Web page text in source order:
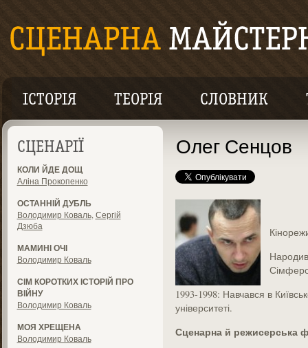
ІСТОРІЯ ТЕОРІЯ СЛОВНИК
СЦЕНАРІЇ
КОЛИ ЙДЕ ДОЩ
Аліна Прокопенко
ОСТАННІЙ ДУБЛЬ
Володимир Коваль, Сергій
Дзюба
МАМИНІ ОЧІ
Володимир Коваль
СІМ КОРОТКИХ ІСТОРІЙ ПРО
ВІЙНУ
Володимир Коваль
МОЯ ХРЕЩЕНА
Володимир Коваль
Олег Сенцов
1993-1998: Навчався в
університеті.
Сценарна й режисерська